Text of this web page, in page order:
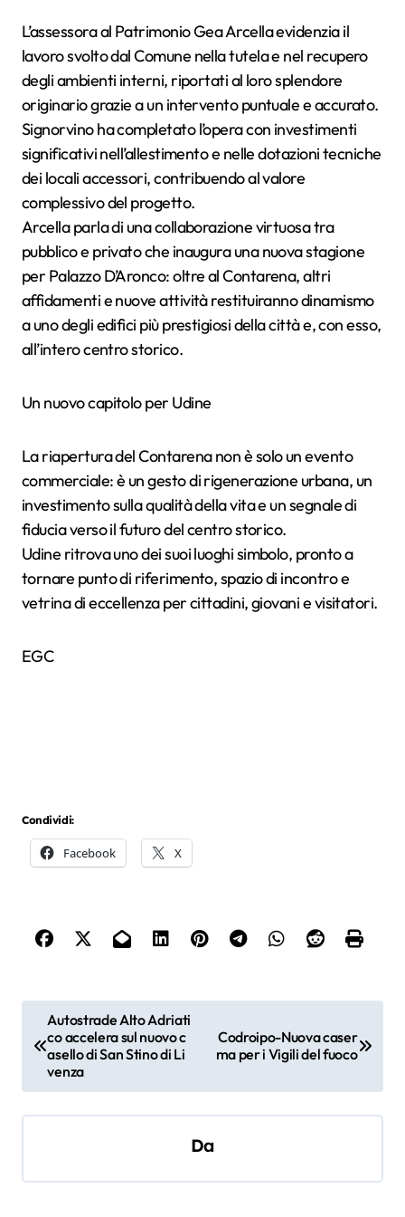
L’assessora al Patrimonio Gea Arcella evidenzia il
lavoro svolto dal Comune nella tutela e nel recupero
degli ambienti interni, riportati al loro splendore
originario grazie a un intervento puntuale e accurato.
Signorvino ha completato l’opera con investimenti
significativi nell’allestimento e nelle dotazioni tecniche
dei locali accessori, contribuendo al valore
complessivo del progetto.
Arcella parla di una collaborazione virtuosa tra
pubblico e privato che inaugura una nuova stagione
per Palazzo D’Aronco: oltre al Contarena, altri
affidamenti e nuove attività restituiranno dinamismo
a uno degli edifici più prestigiosi della città e, con esso,
all’intero centro storico.
Un nuovo capitolo per Udine
La riapertura del Contarena non è solo un evento
commerciale: è un gesto di rigenerazione urbana, un
investimento sulla qualità della vita e un segnale di
fiducia verso il futuro del centro storico.
Udine ritrova uno dei suoi luoghi simbolo, pronto a
tornare punto di riferimento, spazio di incontro e
vetrina di eccellenza per cittadini, giovani e visitatori.
EGC
Condividi:
Facebook X
a
Autostrade Alto Adriati
co accelera sul nuovo c
asello di San Stino di Li
venza
Codroipo-Nuova caser
ma per i Vigili del fuoco
Da